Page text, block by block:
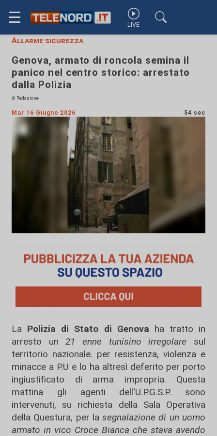
☰ LIVE
Allarme sicurezza
Genova, armato di roncola semina il
panico nel centro storico: arrestato
dalla Polizia
di Redazione
Mar 16 Giugno 2026 54 sec
La Polizia di Stato di Genova ha tratto in
arresto un21 enne tunisino irregolare sul
territorio nazionale. per resistenza, violenza e
minacce a P.U e lo ha altresì deferito per porto
ingiustificato di arma impropria. Questa
mattina gli agenti dell'U.P.G.S.P. sono
intervenuti, su richiesta della Sala Operativa
della Questura, per lasegnalazione di un uomo
armato in vico Croce Bianca che stava avendo